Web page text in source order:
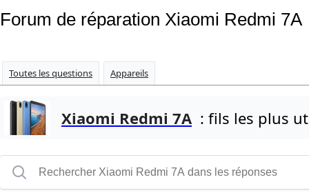
Forum de réparation Xiaomi Redmi 7A
Toutes les questions Appareils
Xiaomi Redmi 7A : fils les plus